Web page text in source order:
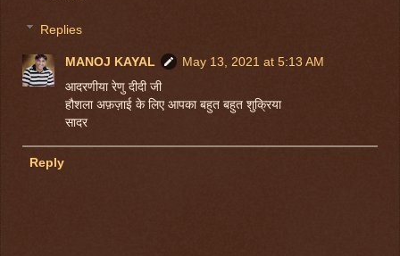
Replies
MANOJ KAYAL
May 13, 2021 at 5:13 AM
आदरणीया रेणु दीदी जी
हौशला अफ़ज़ाई के लिए आपका बहुत बहुत शुक्रिया
सादर
Reply